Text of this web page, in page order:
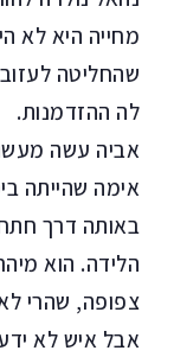
מחייה היא לא
שהחליטה
לה ההזדמנות.
אביה עשה
אימה שהייתה
באותה דרך
הלידה. הוא
צפופה, שהרי
אבל איש לא